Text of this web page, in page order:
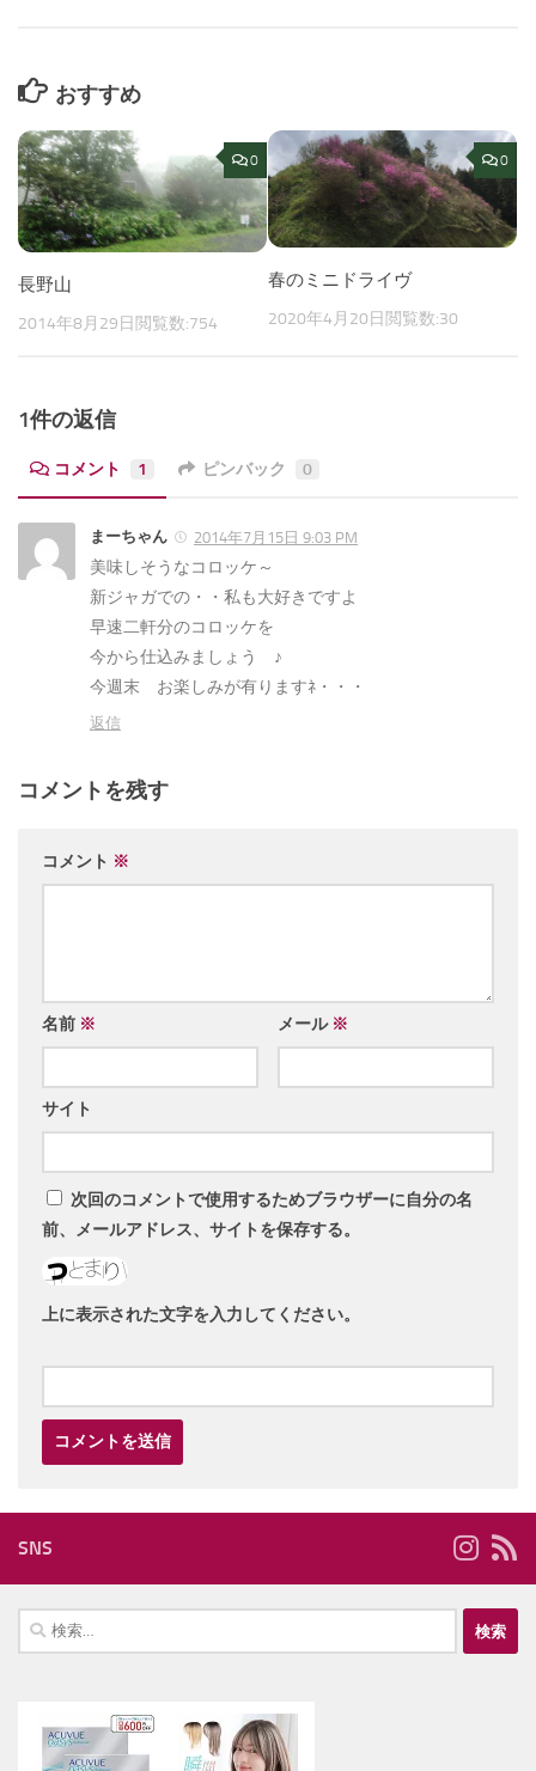
おすすめ
0
長野山
2014年8月29日 閲覧数:754
0
春のミニドライヴ
2020年4月20日 閲覧数:30
1件の返信
コメント 1 ピンバック 0
まーちゃん 2014年7月15日 9:03 PM
美味しそうなコロッケ～
新ジャガでの・・私も大好きですよ
早速二軒分のコロッケを
今から仕込みましょう ♪
今週末 お楽しみが有りますﾈ・・・
返信
コメントを残す
コメント ※
名前 ※ メール ※
サイト
次回のコメントで使用するためブラウザーに自分の名
前、メールアドレス、サイトを保存する。
上に表示された文字を入力してください。
SNS
検
索: